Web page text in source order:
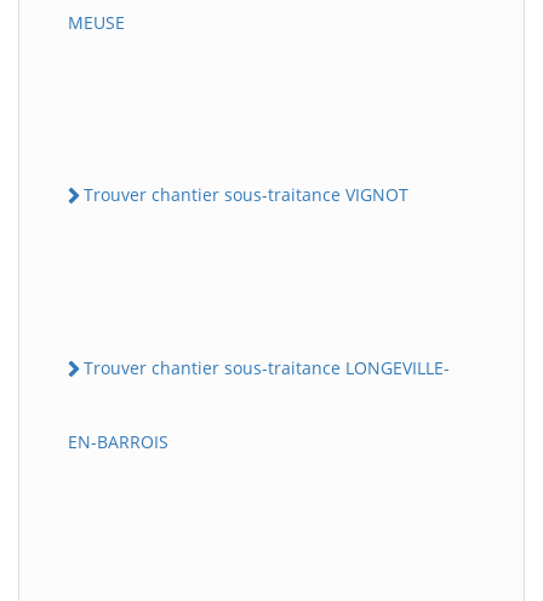
MEUSE
Trouver chantier sous-traitance VIGNOT
Trouver chantier sous-traitance LONGEVILLE-
EN-BARROIS